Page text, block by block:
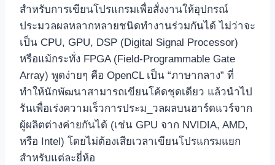
สำหรับการเขียนโปรแกรมเพื่อสั่งงานให้อุปกรณ์
ประมวลผลหลากหลายชนิดทำงานร่วมกันได้ ไม่ว่าจะ
เป็น CPU, GPU, DSP (Digital Signal Processor)
หรือแม้กระทั่ง FPGA (Field-Programmable Gate
Array) พูดง่ายๆ คือ OpenCL เป็น “ภาษากลาง” ที่
ทำให้นักพัฒนาสามารถเขียนโค้ดชุดเดียว แล้วนำไป
รันเพื่อเร่งความเร็วการประม_วลผลบนฮาร์ดแวร์จาก
ผู้ผลิตต่างค่ายกันได้ (เช่น GPU จาก NVIDIA, AMD,
หรือ Intel) โดยไม่ต้องเสียเวลาเขียนโปรแกรมแยก
สำหรับแต่ละยี่ห้อ